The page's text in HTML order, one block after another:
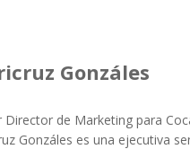
Gonzáles
Director de Marketing para
Gonzáles es una ejecutiva